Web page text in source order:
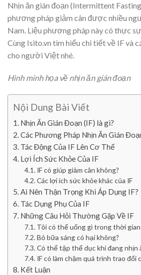
Nhịn ăn gián đoạn (Intermittent
phương pháp giảm cân được nhiều
Nam. Liệu phương pháp này có thực
Cùng Isito.vn tìm hiểu chi tiết về IF và
cho người Việt nhé.
Hình minh họa về nhịn ăn gián đoạn
Nội Dung Bài Viết
Nhịn Ăn Gián Đoạn (IF) là gì?
Các Phương Pháp Nhịn Ăn Gián
Tác Động Của IF Lên Cơ Thể
Lợi Ích Sức Khỏe Của IF
IF có giúp giảm cân không?
Các lợi ích sức khỏe khác của IF
Ai Nên Thận Trọng Khi Áp Dụng IF?
Tác Dụng Phụ Của IF
Những Câu Hỏi Thường Gặp Về IF
Tôi có thể uống gì trong thời gian
Bỏ bữa sáng có hại không?
Có thể tập thể dục khi đang nhịn
IF có làm chậm quá trình trao đổi
Kết Luận